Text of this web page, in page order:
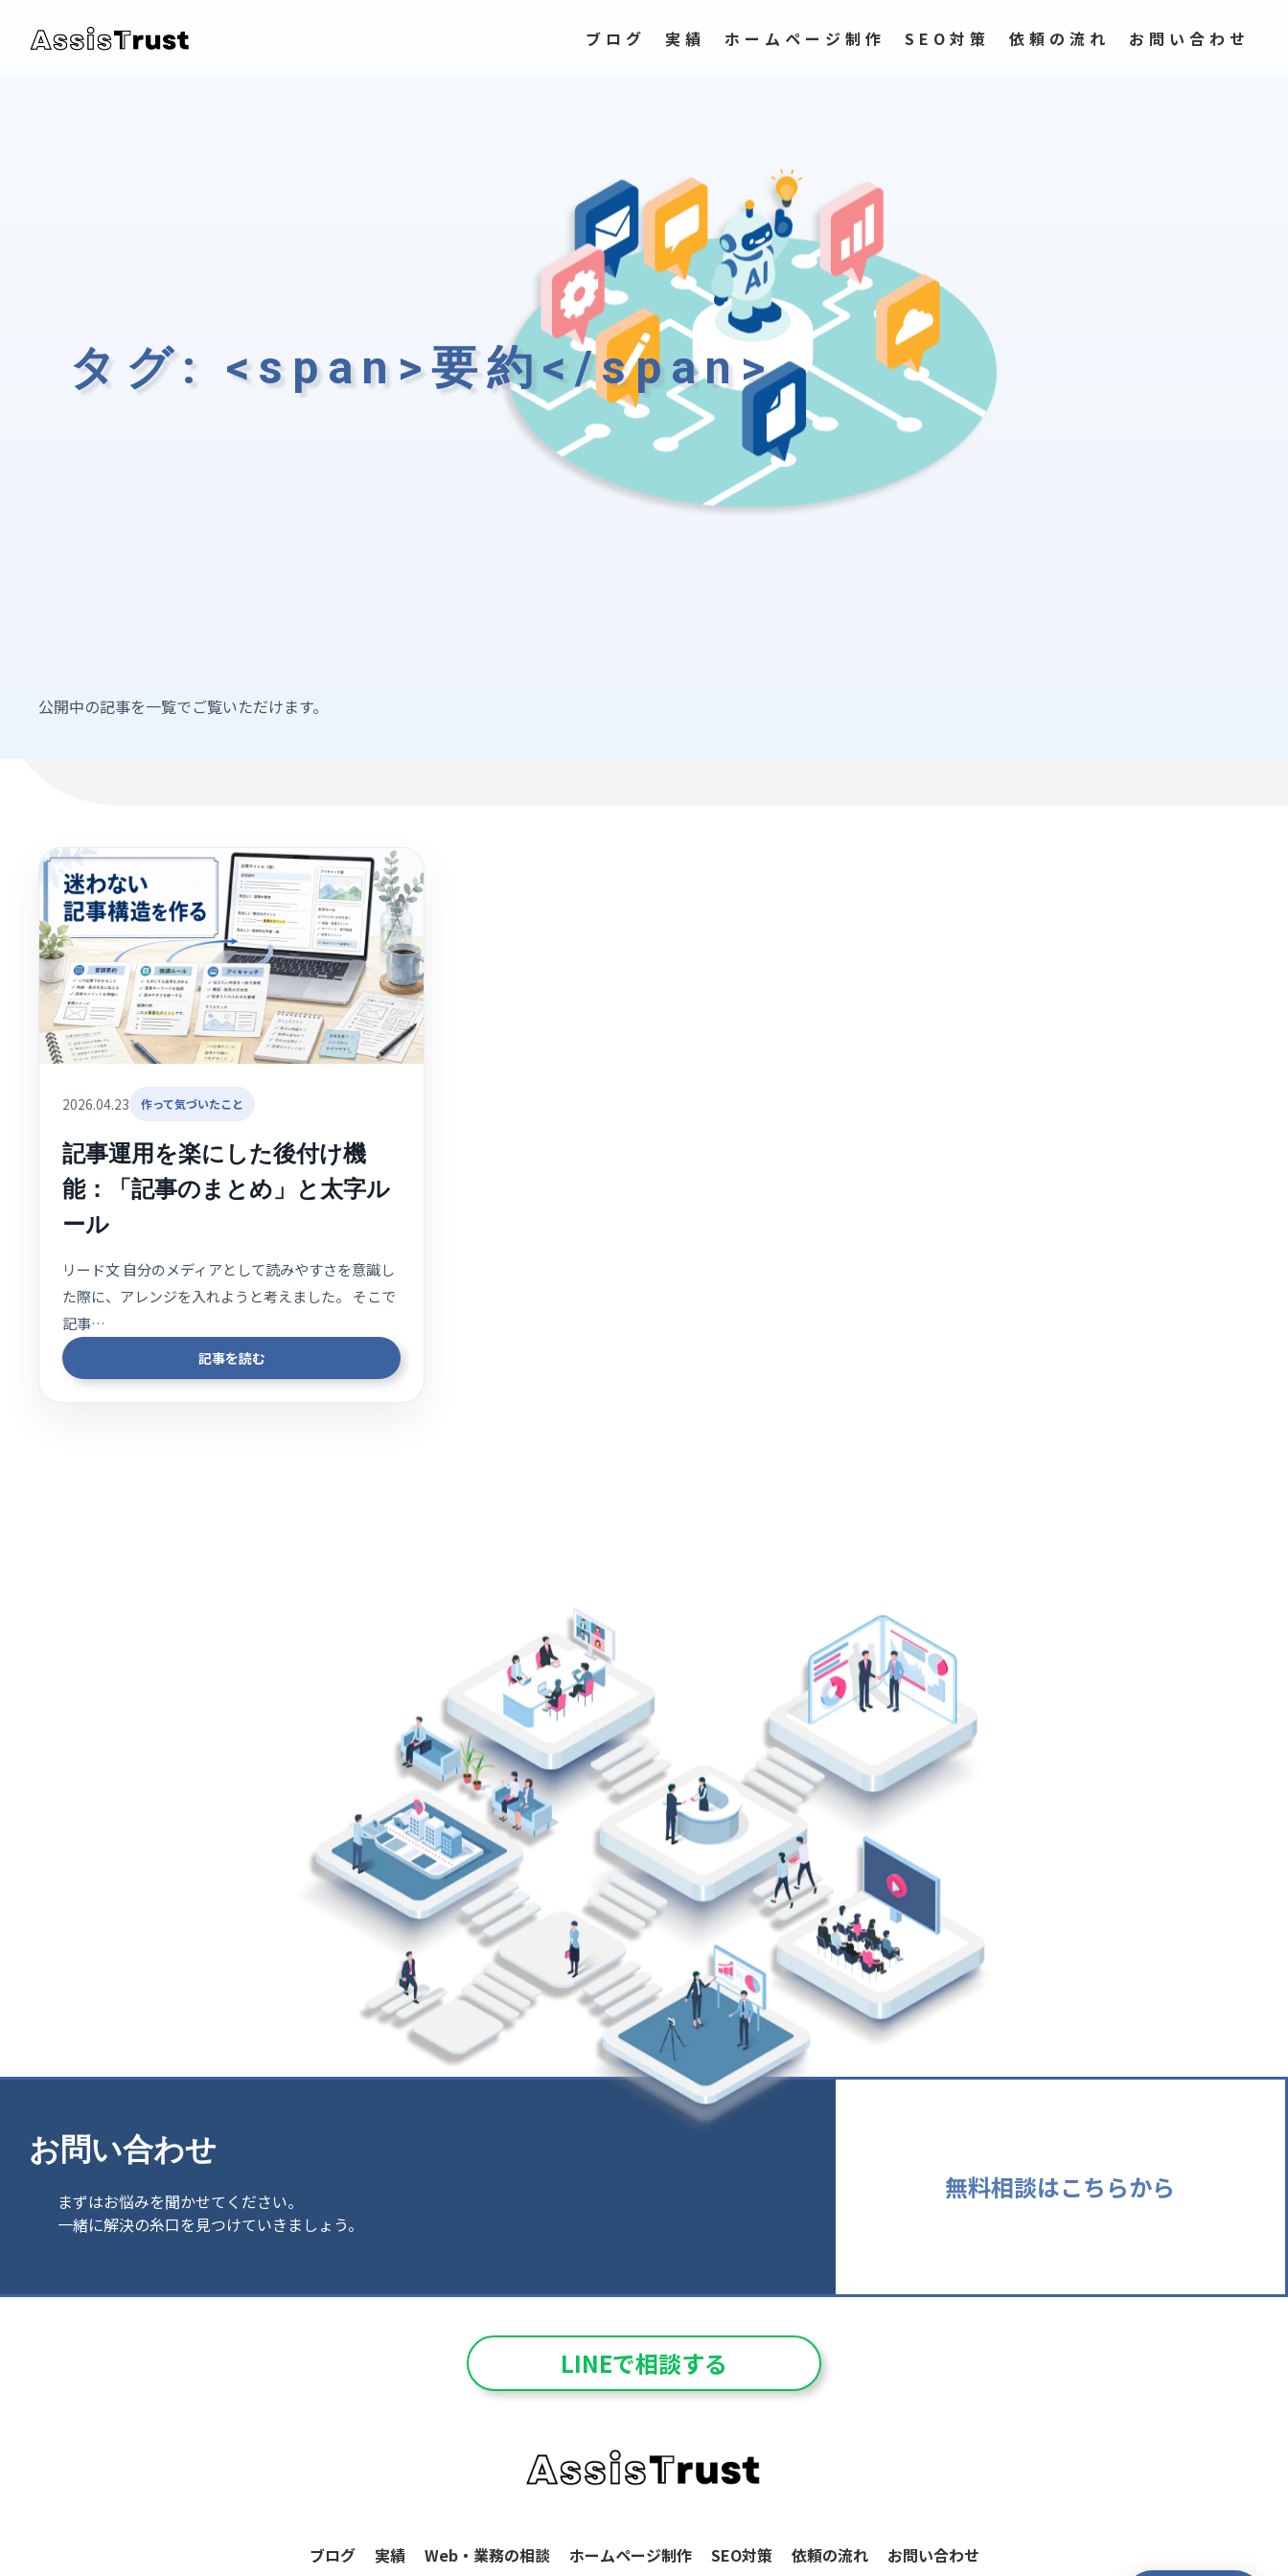
ブログ 実績 ホームページ制作 SEO対策 依頼の流れ お問い合わせ
タグ: <span>要約</span>
公開中の記事を一覧でご覧いただけます。
2026.04.23 作って気づいたこと
記事運用を楽にした後付け機
能：「記事のまとめ」と太字ル
ール
リード文 自分のメディアとして読みやすさを意識し
た際に、アレンジを入れようと考えました。 そこで
記事…
記事を読む
お問い合わせ
まずはお悩みを聞かせてください。
一緒に解決の糸口を見つけていきましょう。
無料相談はこちらから
LINEで相談する
ブログ 実績 Web・業務の相談 ホームページ制作 SEO対策 依頼の流れ お問い合わせ